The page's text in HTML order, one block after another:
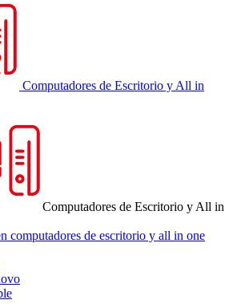
Computadores de Escritorio y All in
Computadores de Escritorio y All in
computadores de escritorio y all in one